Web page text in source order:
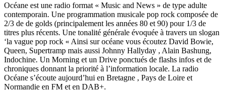
Océane est une radio format « Music and News » de type adulte
contemporain. Une programmation musicale pop rock composée de
2/3 de de golds (principalement les années 80 et 90) pour 1/3 de
titres plus récents. Une tonalité générale évoquée à travers un slogan
‘la vague pop rock « Ainsi sur océane vous écoutez David Bowie,
Queen, Supertramp mais aussi Johnny Hallyday , Alain Bashung,
Indochine. Un Morning et un Drive ponctués de flashs infos et de
chroniques donnant la priorité à l’information locale. La radio
Océane s’écoute aujourd’hui en Bretagne , Pays de Loire et
Normandie en FM et en DAB+.